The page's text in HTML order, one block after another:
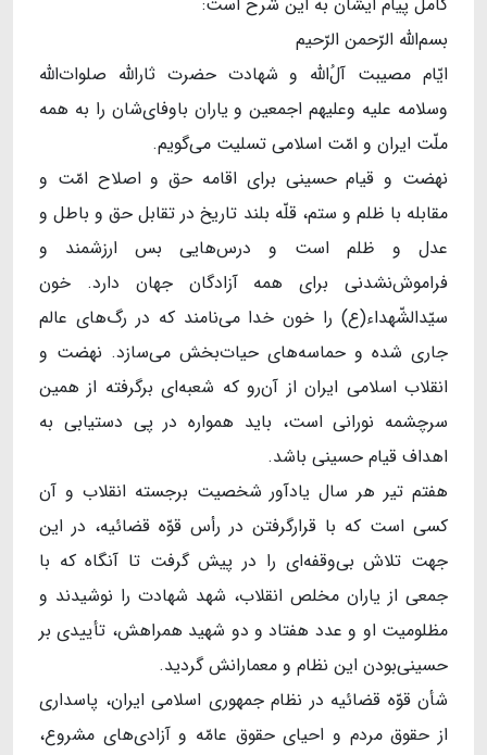
بسم‌الله الرّحمن الرّحیم
ایّام مصیبت آلُ‌الله و شهادت حضرت ثارالله صلوات‌الله‌
وسلامه ‌علیه ‌وعلیهم‌ اجمعین و یاران باوفای‌شان را به همه‌‌
ملّت ایران و امّت اسلامی تسلیت می‌گویم.
نهضت و قیام حسینی برای اقامه‌ حق و اصلاح امّت و
مقابله با ظلم و ستم، قلّه‌‌ بلند تاریخ در تقابل حق و باطل و
عدل و ظلم است و درس‌هایی بس ارزشمند و
فراموش‌نشدنی برای همه‌ آزادگان جهان دارد. خون
سیّدالشّهداء(ع) را خون خدا می‌نامند که در رگ‌های عالم
جاری شده و حماسه‌های حیات‌بخش می‌سازد. نهضت و
انقلاب اسلامی ایران از آن‌رو که شعبه‌ای برگرفته از همین
سرچشمه‌ نورانی است، باید همواره در پی دستیابی به
اهداف قیام حسینی باشد.
هفتم تیر هر سال یادآور شخصیت برجسته‌ انقلاب و آن
کسی است که با قرارگرفتن در رأس قوّه‌ قضائیه، در این
جهت تلاش بی‌وقفه‌ای را در پیش گرفت تا آنگاه که با
جمعی از یاران مخلص انقلاب، شهد شهادت را نوشیدند و
مظلومیت او و عدد هفتاد و دو شهید همراهش، تأییدی بر
حسینی‌بودن این نظام و معمارانش گردید.
شأن قوّه‌ قضائیه در نظام جمهوری اسلامی ایران، پاسداری
از حقوق مردم و احیای حقوق عامّه و آزادی‌های مشروع،